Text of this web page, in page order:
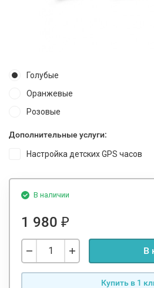
Голубые
Оранжевые
Розовые
Дополнительные услуги:
Настройка детских GPS часов
В наличии
1 980 ₽
В
Купить в 1